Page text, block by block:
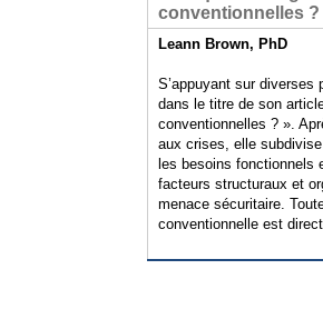
conventionnelles ?
Leann Brown, PhD
S’appuyant sur
dans le titre de son
conventionnelles ? ».
aux crises, elle
les besoins
facteurs structuraux et
menace sécuritaire.
conventionnelle est